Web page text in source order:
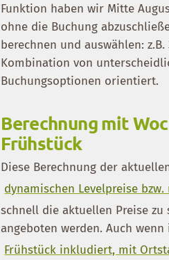
Funktion haben wir Mitte
ohne die Buchung
berechnen und auswählen:
Kombination von
Buchungsoptionen orientiert.
Berechnung mit
Frühstück
Diese Berechnung der
dynamischen Levelpreise
schnell die aktuellen Preise
angeboten werden. Auch
Frühstück inkludiert, mit